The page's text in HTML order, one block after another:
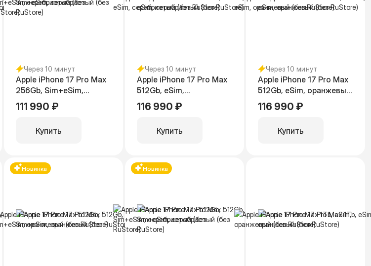
Через 10 минут
Apple iPhone 17 Pro Max
256Gb, Sim+eSim,
серебристый (без
RuStore)
111 990 ₽
Купить
Через 10 минут
Apple iPhone 17 Pro Max
512Gb, eSim,
серебристый (без
RuStore)
116 990 ₽
Купить
Через 10 минут
Apple iPhone 17 Pro Max
512Gb, eSim, оранжевый
(без RuStore)
116 990 ₽
Купить
Новинка Новинка